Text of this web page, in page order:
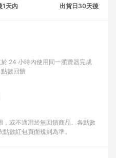
1天內
出貨日30天後
24 小時內使用同一瀏覽器完成
數回饋
或不適用於無回饋商品。各點數
數紅包頁面規則為準。